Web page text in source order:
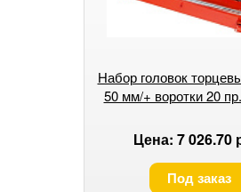
Набор головок
50 мм/+ воротки 20
Цена: 7 026.70
Под заказ